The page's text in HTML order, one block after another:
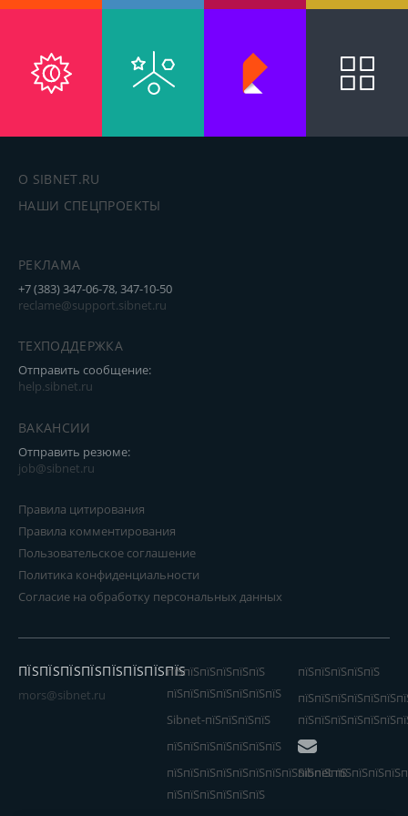
пїЅпїЅпїЅпїЅпїЅпїЅпїЅпїЅпїЅпїЅпїЅ
пїЅпїЅпїЅ
пїЅпїЅпїЅпїЅпїЅпїЅпїЅпїЅпїЅпїЅ
О SIBNET.RU
НАШИ СПЕЦПРОЕКТЫ
РЕКЛАМА
+7 (383) 347-06-78, 347-10-50
reclame@support.sibnet.ru
ТЕХПОДДЕРЖКА
Отправить сообщение:
help.sibnet.ru
ВАКАНСИИ
Отправить резюме:
job@sibnet.ru
Правила цитирования
Правила комментирования
Пользовательское соглашение
Политика конфиденциальности
Согласие на обработку персональных данных
ПЇЅПЇЅПЇЅПЇЅПЇЅПЇЅПЇЅПЇЅ
mors@sibnet.ru
пїЅпїЅпїЅпїЅпїЅпїЅ
пїЅпїЅпїЅпїЅпїЅпїЅпїЅ
Sibnet-пїЅпїЅпїЅпїЅ
пїЅпїЅпїЅпїЅпїЅ
пїЅпїЅпїЅпїЅпїЅпїЅпїЅ
пїЅпїЅпїЅпїЅпїЅпїЅпїЅпїЅпїЅпїЅпїЅ
пїЅпїЅпїЅпїЅпїЅпїЅ
Sibnet